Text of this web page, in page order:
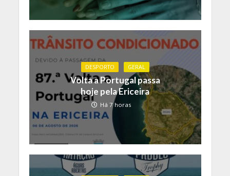
DESPORTO GERAL
Volta a Portugal passa
hoje pela Ericeira
Há 7 horas